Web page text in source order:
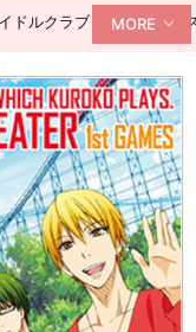
ドルクラブ ぬいぐるみ
MORE